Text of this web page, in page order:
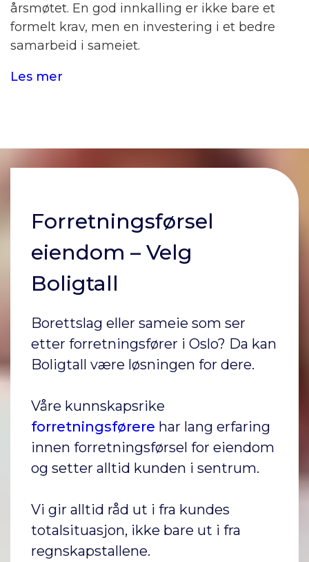
årsmøtet. En god innkalling er ikke bare et
formelt krav, men en investering i et bedre
samarbeid i sameiet.
Les mer
Forretningsførsel
eiendom – Velg
Boligtall
Borettslag eller sameie som ser
etter forretningsfører i Oslo? Da kan
Boligtall være løsningen for dere.
Våre kunnskapsrike
forretningsførere har lang erfaring
innen forretningsførsel for eiendom
og setter alltid kunden i sentrum.
Vi gir alltid råd ut i fra kundes
totalsituasjon, ikke bare ut i fra
regnskapstallene.